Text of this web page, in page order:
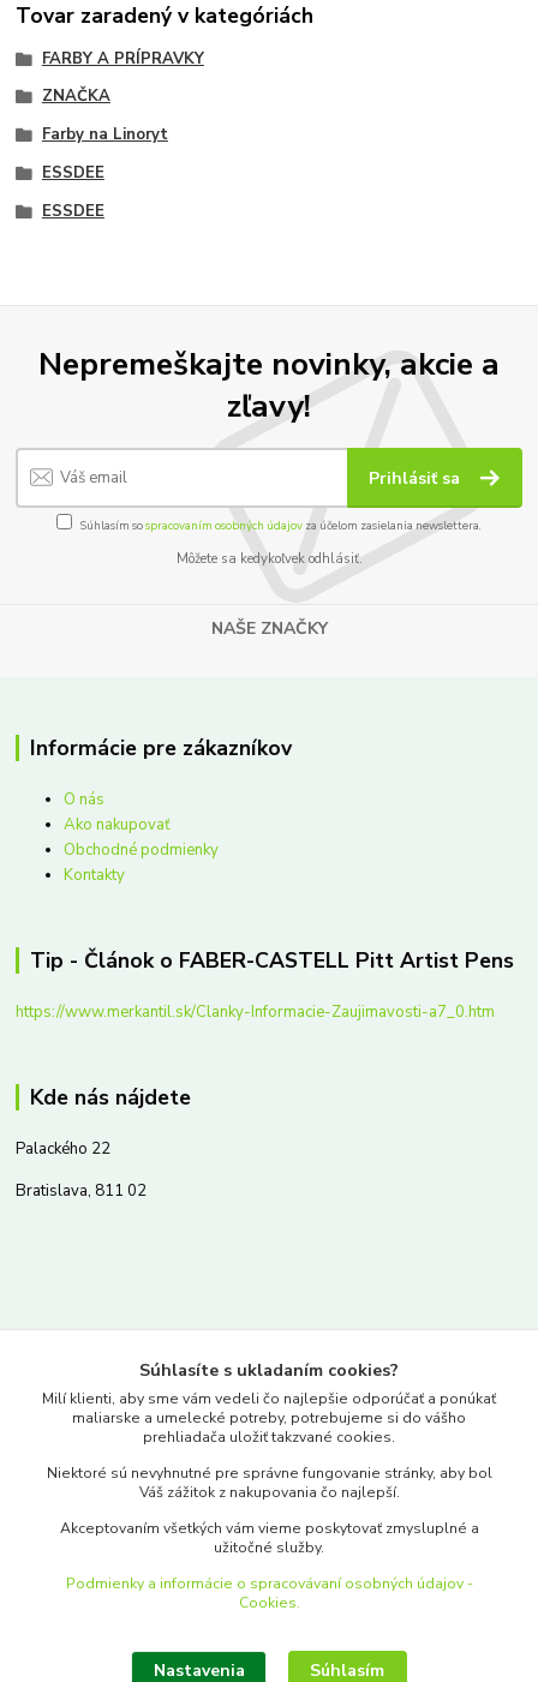
Tovar zaradený v kategóriách
FARBY A PRÍPRAVKY
ZNAČKA
Farby na Linoryt
ESSDEE
ESSDEE
Nepremeškajte novinky, akcie a
zľavy!
Prihlásiť sa
Súhlasím sospracovaním osobných údajov za účelom zasielania newslettera.
Môžete sa kedykoľvek odhlásiť.
NAŠE ZNAČKY
Informácie pre zákazníkov
O nás
Ako nakupovať
Obchodné podmienky
Kontakty
Tip - Článok o FABER-CASTELL Pitt Artist Pens
https://www.merkantil.sk/Clanky-Informacie-Zaujimavosti-a7_0.htm
Kde nás nájdete
Palackého 22
Bratislava, 811 02
www.merkantil.sk
Pondelok-Piatok: 9.00-17.00hod.
objednavky@merkantil-obchod.sk
Súhlasíte s ukladaním cookies?
Milí klienti, aby sme vám vedeli čo najlepšie odporúčať a ponúkať
maliarske a umelecké potreby, potrebujeme si do vášho
prehliadača uložiť takzvané cookies.
Niektoré sú nevyhnutné pre správne fungovanie stránky, aby bol
Váš zážitok z nakupovania čo najlepší.
Akceptovaním všetkých vám vieme poskytovať zmysluplné a
užitočné služby.
Podmienky a informácie o spracovávaní osobných údajov -
Cookies.
Nastavenia Súhlasím